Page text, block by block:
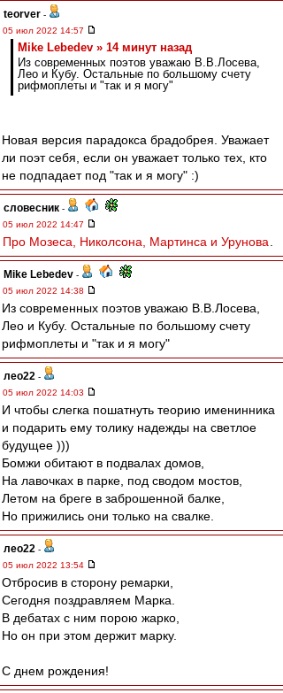
teorver -
05 июл 2022 14:57
Mike Lebedev » 14 минут назад
Из современных поэтов уважаю В.В.Лосева,
Лео и Кубу. Остальные по большому счету
рифмоплеты и "так и я могу"
Новая версия парадокса брадобрея. Уважает
ли поэт себя, если он уважает только тех, кто
не подпадает под "так и я могу" :)
словесник -
05 июл 2022 14:47
Про Мозеса, Николсона, Мартинса и Урунова
Mike Lebedev -
05 июл 2022 14:38
Из современных поэтов уважаю В.В.Лосева,
Лео и Кубу. Остальные по большому счету
рифмоплеты и "так и я могу"
лео22 -
05 июл 2022 14:03
И чтобы слегка пошатнуть теорию именинника
и подарить ему толику надежды на светлое
будущее )))
Бомжи обитают в подвалах домов,
На лавочках в парке, под сводом мостов,
Летом на бреге в заброшенной балке,
Но прижились они только на свалке.
лео22 -
05 июл 2022 13:54
Отбросив в сторону ремарки,
Сегодня поздравляем Марка.
В дебатах с ним порою жарко,
Но он при этом держит марку.
С днем рождения!